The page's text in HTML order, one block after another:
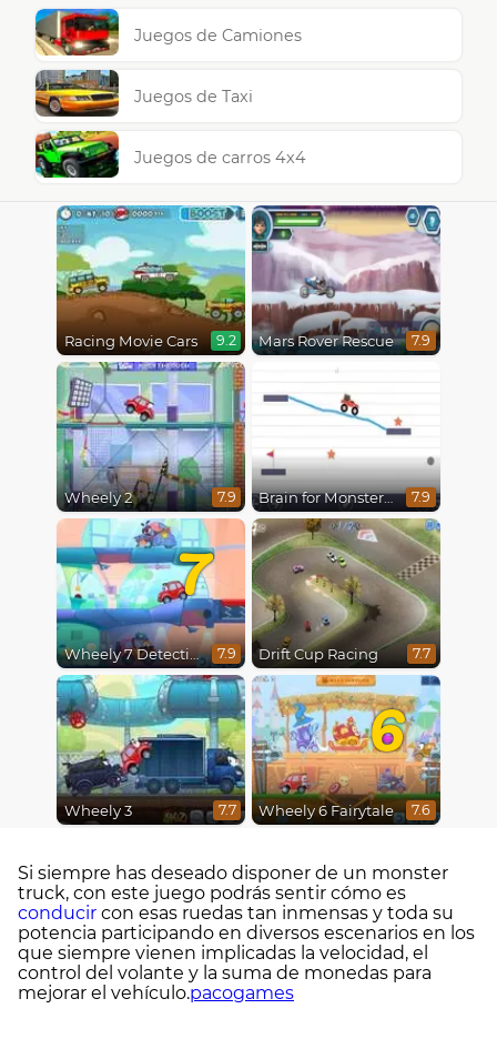
Juegos de Camiones
Juegos de Taxi
Juegos de carros 4x4
Racing Movie Cars 9.2 Mars Rover Rescue 7.9
Wheely 2 7.9 Brain for Monster Truck 7.9
7
Wheely 7 Detective 7.9 Drift Cup Racing 7.7
Wheely 3 7.7
6
Wheely 6 Fairytale 7.6
Si siempre has deseado disponer de un monster
truck, con este juego podrás sentir cómo es
conducir con esas ruedas tan inmensas y toda su
potencia participando en diversos escenarios en los
que siempre vienen implicadas la velocidad, el
control del volante y la suma de monedas para
mejorar el vehículo.pacogames